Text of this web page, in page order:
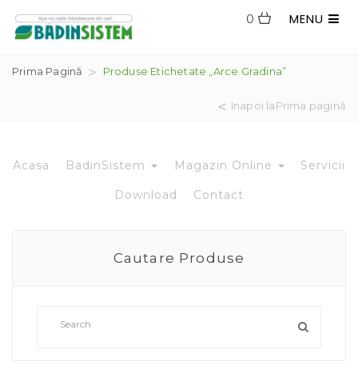
MENU
0
Prima Pagină Produse Etichetate „arce Gradina”
Inapoi laPrima pagină
Acasa BadinSistem Magazin Online Servicii
Download Contact
Cautare Produse